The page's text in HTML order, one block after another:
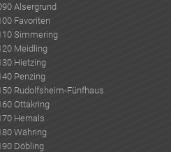
Alsergrund
Favoriten
Simmering
Meidling
Hietzing
Penzing
Rudolfsheim-Fünfhaus
Ottakring
Hernals
Währing
Döbling